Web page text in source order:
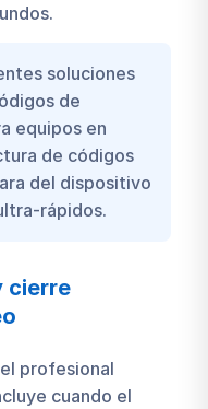
soluciones
de
equipos en
de códigos
del dispositivo
rápidos.
cierre
profesional
cuando el